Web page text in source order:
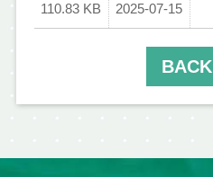
110.83 KB 2025-07-15
BACK